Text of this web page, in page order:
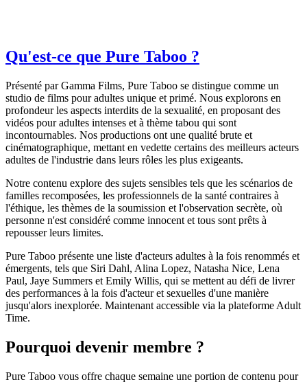
Qu'est-ce que Pure Taboo ?
Présenté par Gamma Films, Pure Taboo se distingue comme un
studio de films pour adultes unique et primé. Nous explorons en
profondeur les aspects interdits de la sexualité, en proposant des
vidéos pour adultes intenses et à thème tabou qui sont
incontournables. Nos productions ont une qualité brute et
cinématographique, mettant en vedette certains des meilleurs acteurs
adultes de l'industrie dans leurs rôles les plus exigeants.
Notre contenu explore des sujets sensibles tels que les scénarios de
familles recomposées, les professionnels de la santé contraires à
l'éthique, les thèmes de la soumission et l'observation secrète, où
personne n'est considéré comme innocent et tous sont prêts à
repousser leurs limites.
Pure Taboo présente une liste d'acteurs adultes à la fois renommés et
émergents, tels que Siri Dahl, Alina Lopez, Natasha Nice, Lena
Paul, Jaye Summers et Emily Willis, qui se mettent au défi de livrer
des performances à la fois d'acteur et sexuelles d'une manière
jusqu'alors inexplorée. Maintenant accessible via la plateforme Adult
Time.
Pourquoi devenir membre ?
Pure Taboo vous offre chaque semaine une portion de contenu pour